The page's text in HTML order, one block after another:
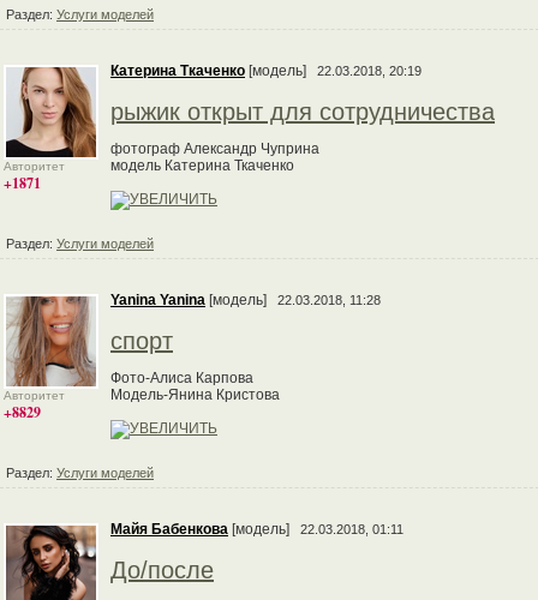
Раздел: Услуги моделей
Авторитет
+1871
Катерина Ткаченко [модель] 22.03.2018, 20:19
рыжик открыт для сотрудничества
фотограф Александр Чуприна
модель Катерина Ткаченко
Раздел: Услуги моделей
Авторитет
+8829
Yanina Yanina [модель] 22.03.2018, 11:28
спорт
Фото-Алиса Карпова
Модель-Янина Кристова
Раздел: Услуги моделей
Майя Бабенкова [модель] 22.03.2018, 01:11
До/после